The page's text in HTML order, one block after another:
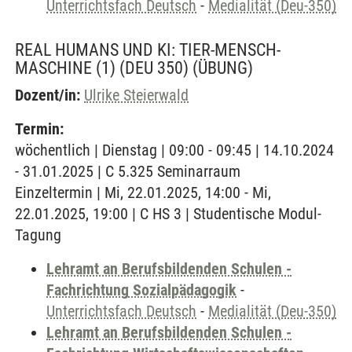
Unterrichtsfach Deutsch - Medialität (Deu-350)
REAL HUMANS UND KI: TIER-MENSCH-
MASCHINE (1) (DEU 350) (ÜBUNG)
Dozent/in: Ulrike Steierwald
Termin:
wöchentlich | Dienstag | 09:00 - 09:45 | 14.10.2024
- 31.01.2025 | C 5.325 Seminarraum
Einzeltermin | Mi, 22.01.2025, 14:00 - Mi,
22.01.2025, 19:00 | C HS 3 | Studentische Modul-
Tagung
Lehramt an Berufsbildenden Schulen -
Fachrichtung Sozialpädagogik -
Unterrichtsfach Deutsch - Medialität (Deu-350)
Lehramt an Berufsbildenden Schulen -